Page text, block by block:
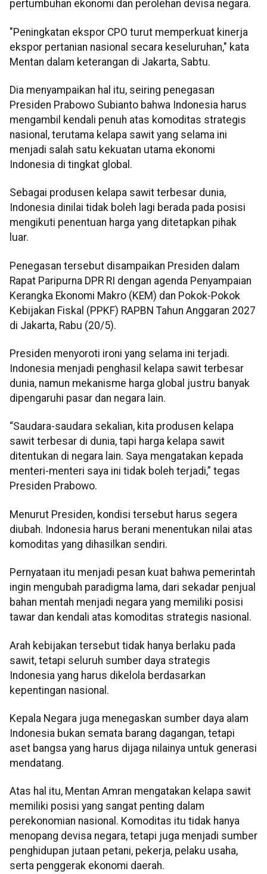
pertumbuhan ekonomi dan perolehan devisa negara.
"Peningkatan ekspor CPO turut memperkuat kinerja
ekspor pertanian nasional secara keseluruhan," kata
Mentan dalam keterangan di Jakarta, Sabtu.
Dia menyampaikan hal itu, seiring penegasan
Presiden Prabowo Subianto bahwa Indonesia harus
mengambil kendali penuh atas komoditas strategis
nasional, terutama kelapa sawit yang selama ini
menjadi salah satu kekuatan utama ekonomi
Indonesia di tingkat global.
Sebagai produsen kelapa sawit terbesar dunia,
Indonesia dinilai tidak boleh lagi berada pada posisi
mengikuti penentuan harga yang ditetapkan pihak
luar.
Penegasan tersebut disampaikan Presiden dalam
Rapat Paripurna DPR RI dengan agenda Penyampaian
Kerangka Ekonomi Makro (KEM) dan Pokok-Pokok
Kebijakan Fiskal (PPKF) RAPBN Tahun Anggaran 2027
di Jakarta, Rabu (20/5).
Presiden menyoroti ironi yang selama ini terjadi.
Indonesia menjadi penghasil kelapa sawit terbesar
dunia, namun mekanisme harga global justru banyak
dipengaruhi pasar dan negara lain.
“Saudara-saudara sekalian, kita produsen kelapa
sawit terbesar di dunia, tapi harga kelapa sawit
ditentukan di negara lain. Saya mengatakan kepada
menteri-menteri saya ini tidak boleh terjadi,” tegas
Presiden Prabowo.
Menurut Presiden, kondisi tersebut harus segera
diubah. Indonesia harus berani menentukan nilai atas
komoditas yang dihasilkan sendiri.
Pernyataan itu menjadi pesan kuat bahwa pemerintah
ingin mengubah paradigma lama, dari sekadar penjual
bahan mentah menjadi negara yang memiliki posisi
tawar dan kendali atas komoditas strategis nasional.
Arah kebijakan tersebut tidak hanya berlaku pada
sawit, tetapi seluruh sumber daya strategis
Indonesia yang harus dikelola berdasarkan
kepentingan nasional.
Kepala Negara juga menegaskan sumber daya alam
Indonesia bukan semata barang dagangan, tetapi
aset bangsa yang harus dijaga nilainya untuk generasi
mendatang.
Atas hal itu, Mentan Amran mengatakan kelapa sawit
memiliki posisi yang sangat penting dalam
perekonomian nasional. Komoditas itu tidak hanya
menopang devisa negara, tetapi juga menjadi sumber
penghidupan jutaan petani, pekerja, pelaku usaha,
serta penggerak ekonomi daerah.